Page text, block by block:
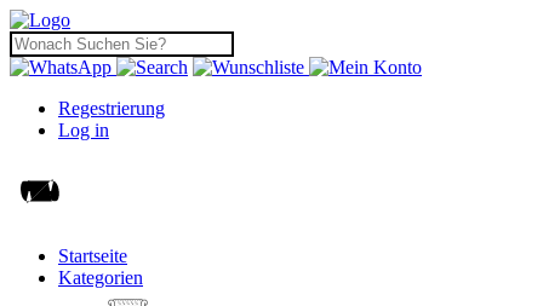
Regestrierung
Log in
Startseite
Kategorien